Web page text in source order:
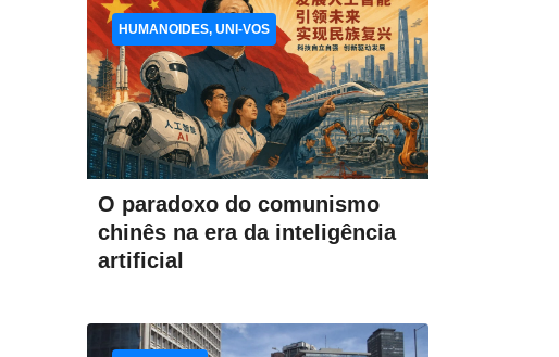
O paradoxo do comunismo
chinês na era da inteligência
artificial
HUMANOIDES, UNI-VOS